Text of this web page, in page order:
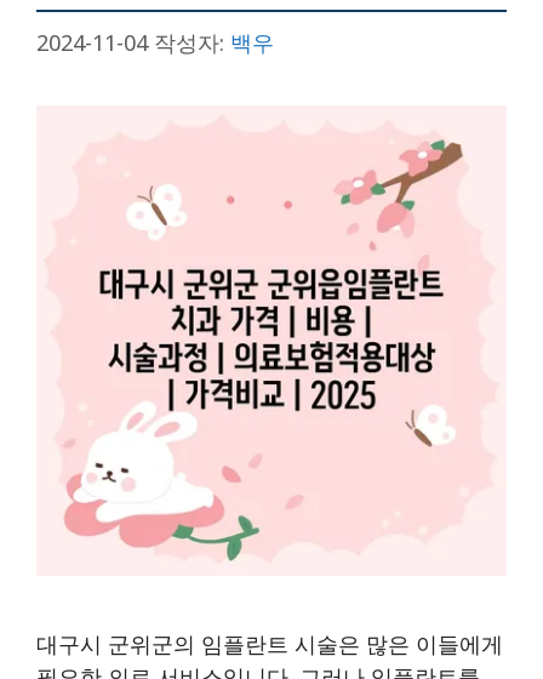
2024-11-04 작성자: 백우
대구시 군위군의 임플란트 시술은 많은 이들에게